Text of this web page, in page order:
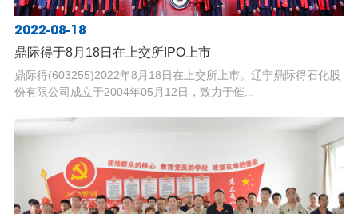
2022-08-18
鼎际得于8月18日在上交所IPO上市
鼎际得(603255)2022年8月18日在上交所上市。辽宁鼎际得石化股
份有限公司成立于2004年05月12日，致力于催...